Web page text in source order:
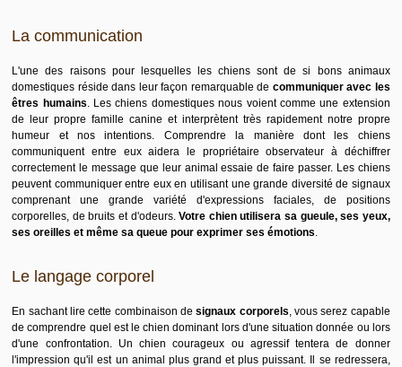
La communication
L'une des raisons pour lesquelles les chiens sont de si bons animaux
domestiques réside dans leur façon remarquable de communiquer avec les
êtres humains. Les chiens domestiques nous voient comme une extension
de leur propre famille canine et interprètent très rapidement notre propre
humeur et nos intentions. Comprendre la manière dont les chiens
communiquent entre eux aidera le propriétaire observateur à déchiffrer
correctement le message que leur animal essaie de faire passer. Les chiens
peuvent communiquer entre eux en utilisant une grande diversité de signaux
comprenant une grande variété d'expressions faciales, de positions
corporelles, de bruits et d'odeurs.Votre chien utilisera sa gueule, ses yeux,
ses oreilles et même sa queue pour exprimer ses émotions.
Le langage corporel
En sachant lire cette combinaison designaux corporels, vous serez capable
de comprendre quel est le chien dominant lors d'une situation donnée ou lors
d'une confrontation. Un chien courageux ou agressif tentera de donner
l'impression qu'il est un animal plus grand et plus puissant. Il se redressera,